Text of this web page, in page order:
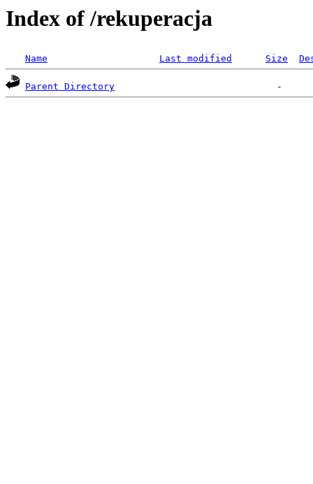
Index of /rekuperacja
Name Last modified Size
Parent Directory